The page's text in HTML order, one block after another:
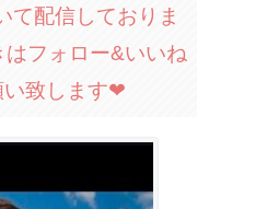
て配信しておりま
フォロー&いいね
い致します❤︎